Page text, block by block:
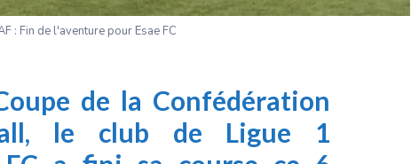
: Fin de l'aventure pour Esae FC
de la Confédération
le club de Ligue 1